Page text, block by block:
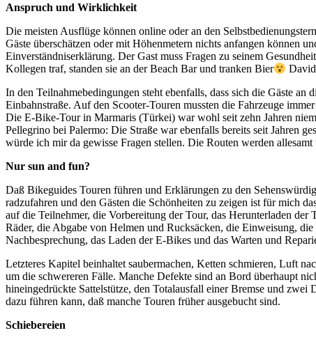
Anspruch und Wirklichkeit
Die meisten Ausflüge können online oder an den
Gäste überschätzen oder mit Höhenmetern nichts anfangen können
Einverständniserklärung. Der Gast muss Fragen zu seinem
Kollegen traf, standen sie an der Beach Bar und tranken Bier
In den Teilnahmebedingungen steht ebenfalls, dass sich die Gäste
Einbahnstraße. Auf den Scooter-Touren mussten die Fahrzeuge
Die E-Bike-Tour in Marmaris (Türkei) war wohl seit zehn Jahren
Pellegrino bei Palermo: Die Straße war ebenfalls bereits seit Jahren
würde ich mir da gewisse Fragen stellen. Die Routen werden
Nur sun and fun?
Daß Bikeguides Touren führen und Erklärungen zu den
radzufahren und den Gästen die Schönheiten zu zeigen ist für mich
auf die Teilnehmer, die Vorbereitung der Tour, das Herunterladen
Räder, die Abgabe von Helmen und Rucksäcken, die Einweisung,
Nachbesprechung, das Laden der E-Bikes und das Warten und
Letzteres Kapitel beinhaltet saubermachen, Ketten schmieren, Luft
um die schwereren Fälle. Manche Defekte sind an Bord überhaupt
hineingedrückte Sattelstütze, den Totalausfall einer Bremse und
dazu führen kann, daß manche Touren früher ausgebucht sind.
Schiebereien